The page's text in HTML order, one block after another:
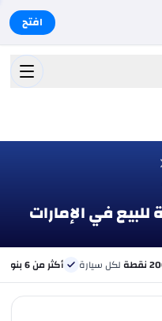
افتح
لكل سيارة أكثر من 6 بنوك